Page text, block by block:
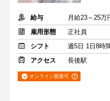
給与
雇用形態
正社員
シフト
週5日 1日8時
アクセス
長後駅
オンライン面接可